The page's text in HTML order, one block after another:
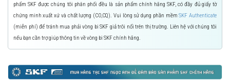
phẩm SKF được chúng tôi phân phối đều là sản phẩm chính hãng SKF, có đầy đủ giấy tờ
chứng minh xuất xứ và chất lượng (CO,CQ). Vui lòng sử dụng phần mềmSKF Authenticate
(miễn phí) để tránh mua phải vòng bi SKF giả trôi nổi trên thị trường. Liên hệ với chúng tôi
nếu bạn cần trợ giúp thông tin về vòng bi SKF chính hãng.